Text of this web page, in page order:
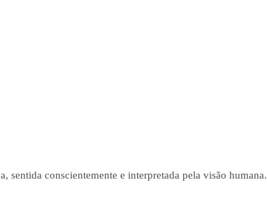
sentida conscientemente e interpretada pela visão humana.